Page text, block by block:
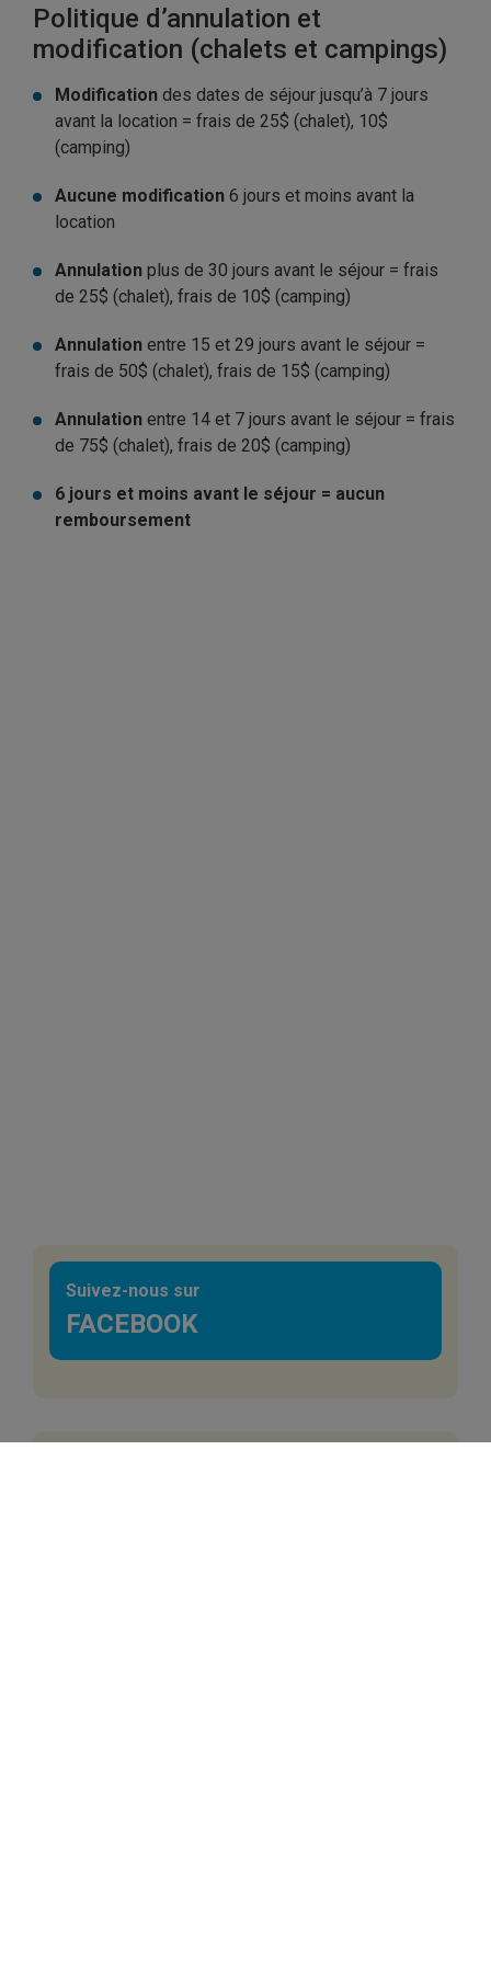
Suivez-nous sur
FACEBOOK
Politique d’annulation et
modification (chalets et campings)
Modification des dates de séjour jusqu’à 7 jours
avant la location = frais de 25$ (chalet), 10$
(camping)
Aucune modification 6 jours et moins avant la
location
Annulation plus de 30 jours avant le séjour = frais
de 25$ (chalet), frais de 10$ (camping)
Annulation entre 15 et 29 jours avant le séjour =
frais de 50$ (chalet), frais de 15$ (camping)
Annulation entre 14 et 7 jours avant le séjour = frais
de 75$ (chalet), frais de 20$ (camping)
6 jours et moins avant le séjour = aucun
remboursement